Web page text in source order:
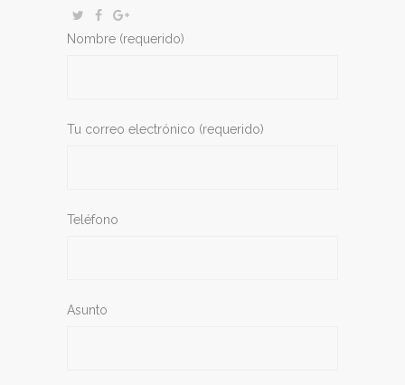
Nombre (requerido)
Tu correo electrónico (requerido)
Teléfono
Asunto